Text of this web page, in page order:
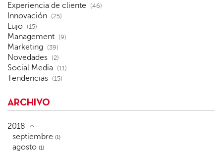
Experiencia de cliente (46)
Innovación (25)
Lujo (15)
Management (9)
Marketing (39)
Novedades (2)
Social Media (11)
Tendencias (15)
ARCHIVO
2018
septiembre (1)
agosto (1)